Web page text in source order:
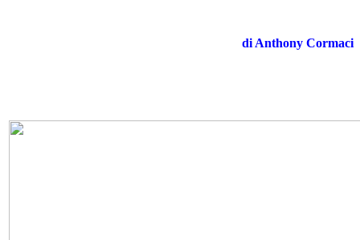
di Anthony Cormaci